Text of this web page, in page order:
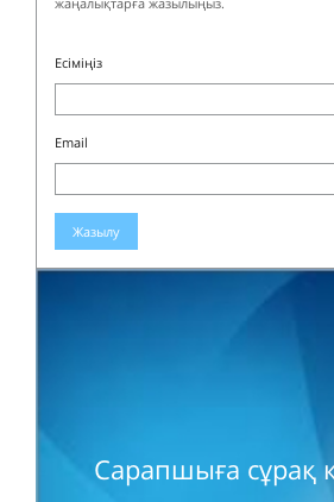
Есіміңіз
Email
Жазылу
Сарапшыға сұрақ